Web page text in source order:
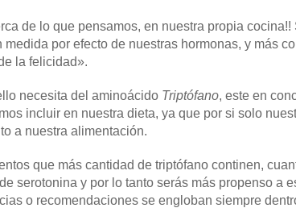
de lo que pensamos, en nuestra propia
por efecto de nuestras hormonas, y más
la felicidad».
necesita del aminoácido Triptófano, este en
incluir en nuestra dieta, ya que por si solo
a nuestra alimentación.
que más cantidad de triptófano continen,
serotonina y por lo tanto serás más propenso a
o recomendaciones se engloban siempre